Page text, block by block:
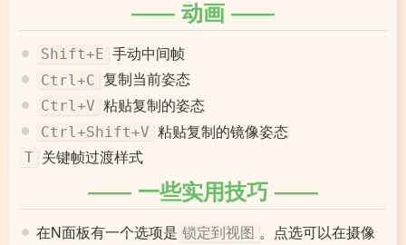
动画
Shift+E 手动中间帧
Ctrl+C 复制当前姿态
Ctrl+V 粘贴复制的姿态
Ctrl+Shift+V 粘贴复制的镜像姿态
T 关键帧过渡样式
一些实用技巧
在N面板有一个选项是 锁定到视图 。点选可以在摄像